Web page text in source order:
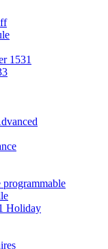
1531
Holiday